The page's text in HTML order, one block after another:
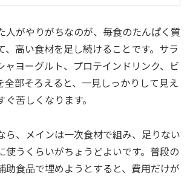
人がやりがちなのが、毎食のたんぱく質
、高い食材を足し続けることです。サラ
ャヨーグルト、プロテインドリンク、ビ
全部そろえると、一見しっかりして見え
苦しくなります。
ら、メインは一次食材で組み、足りない
使うくらいがちょうどよいです。普段の
助食品で埋めようとすると、費用だけが